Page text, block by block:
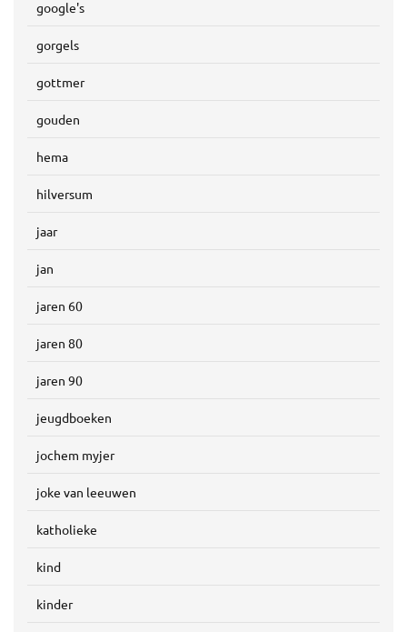
google's
gorgels
gottmer
gouden
hema
hilversum
jaar
jan
jaren 60
jaren 80
jaren 90
jeugdboeken
jochem myjer
joke van leeuwen
katholieke
kind
kinder